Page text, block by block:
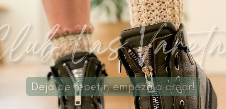
Las
Dejá de repetir, empezá a crear!